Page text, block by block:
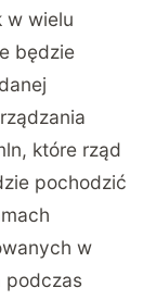
w wielu
będzie
które rząd
pochodzić
w
podczas